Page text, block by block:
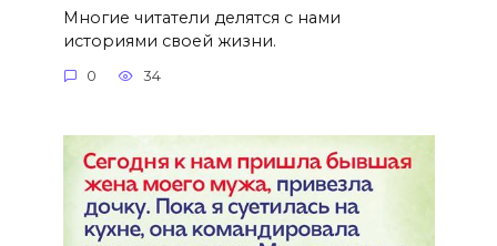
Многие читатели делятся с нами
историями своей жизни.
0 34